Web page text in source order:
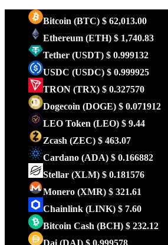
Bitcoin (BTC) $ 62,013.00
Ethereum (ETH) $ 1,740.83
Tether (USDT) $ 0.999132
USDC (USDC) $ 0.999925
TRON (TRX) $ 0.327570
Dogecoin (DOGE) $ 0.071912
LEO Token (LEO) $ 9.44
Zcash (ZEC) $ 463.07
Cardano (ADA) $ 0.166882
Stellar (XLM) $ 0.181576
Monero (XMR) $ 321.61
Chainlink (LINK) $ 7.60
Bitcoin Cash (BCH) $ 232.12
Dai (DAI) $ 0.999578